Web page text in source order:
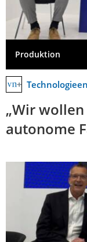
Produktion
„Wir
autonome